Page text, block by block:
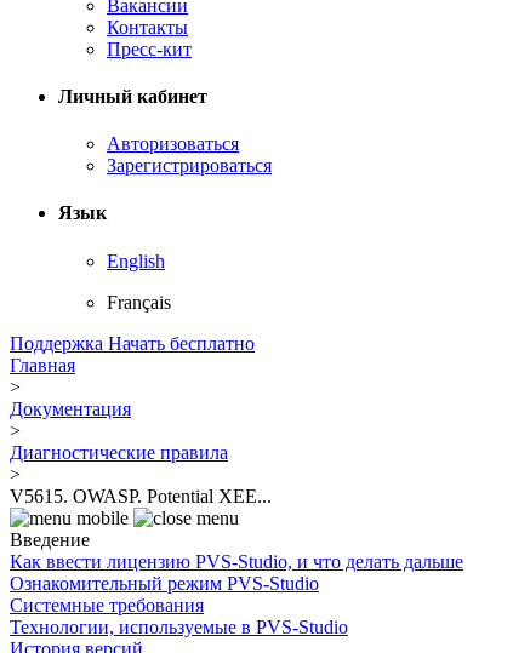
Вакансии
Контакты
Пресс-кит
Личный кабинет
Авторизоваться
Зарегистрироваться
Язык
English
Français
Поддержка Начать бесплатно
Главная
>
Документация
>
Диагностические правила
>
V5615. OWASP. Potential XEE...
Введение
Как ввести лицензию PVS-Studio, и что делать дальше
Ознакомительный режим PVS-Studio
Системные требования
Технологии, используемые в PVS-Studio
История версий